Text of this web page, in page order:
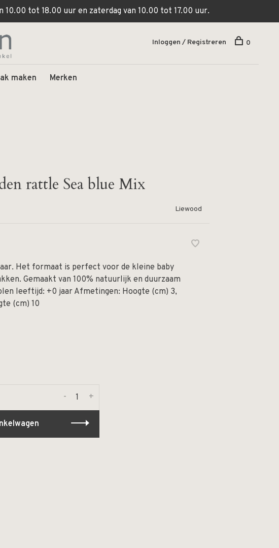
10.00 tot 18.00 uur en zaterdag van 10.00 tot 17.00 uur.
maken Merken
Inloggen / Registreren 0
rattle Sea blue Mix
Liewood
Het formaat is perfect voor de kleine baby
Gemaakt van 100% natuurlijk en duurzaam
leeftijd: +0 jaar Afmetingen: Hoogte (cm) 3,
(cm) 10
+
-